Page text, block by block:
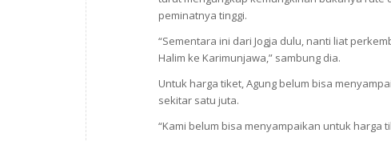
peminatnya tinggi.
“Sementara ini dari Jogja dulu, nanti liat
Halim ke Karimunjawa,” sambung dia.
Untuk harga tiket, Agung belum bisa
sekitar satu juta.
“Kami belum bisa menyampaikan untuk harga